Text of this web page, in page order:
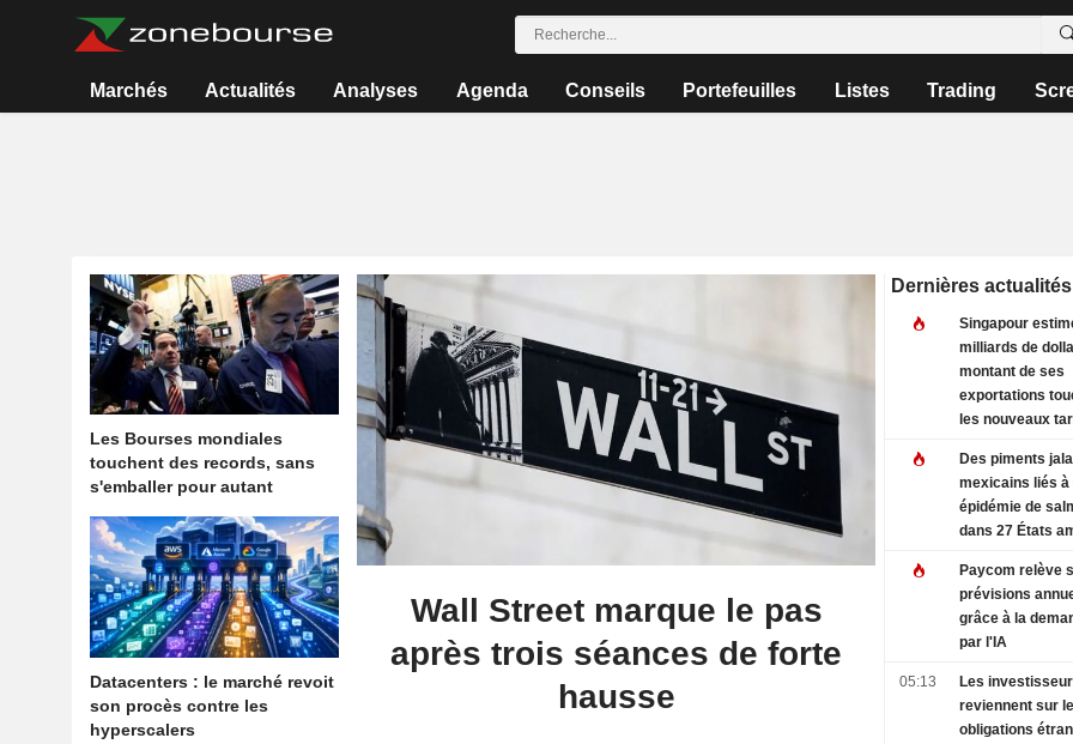
Marchés Actualités Analyses Agenda Conseils Portefeuilles Listes Trading
Les Bourses mondiales
touchent des records, sans
s'emballer pour autant
Datacenters : le marché revoit
son procès contre les
hyperscalers
Wall Street marque le pas
après trois séances de forte
hausse
Dernières actualités
Singapour
milliards de
montant de ses
exportations
les nouveaux
Des piments
mexicains liés à
épidémie de
dans 27 États
Paycom relève
prévisions
grâce à la
par l'IA
05:13
Les
reviennent sur
obligations